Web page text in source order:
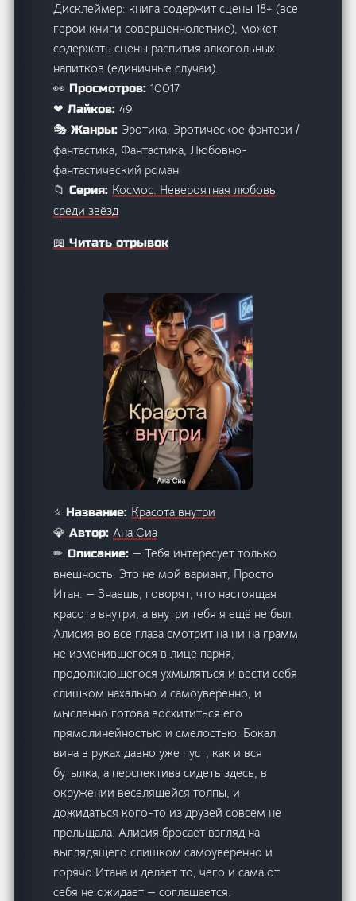
Дисклеймер: книга содержит сцены 18+ (все
герои книги совершеннолетние), может
содержать сцены распития алкогольных
напитков (единичные случаи).
👀 Просмотров:10017
❤ Лайков:49
🎭 Жанры: Эротика, Эротическое фэнтези /
фантастика, Фантастика, Любовно-
фантастический роман
📁 Серия: Космос. Невероятная любовь
среди звёзд
📖 Читать отрывок
⭐ Название: Красота внутри
💎 Автор:Ана Сиа
✏ Описание: — Тебя интересует только
внешность. Это не мой вариант, Просто
Итан. — Знаешь, говорят, что настоящая
красота внутри, а внутри тебя я ещё не был.
Алисия во все глаза смотрит на ни на грамм
не изменившегося в лице парня,
продолжающегося ухмыляться и вести себя
слишком нахально и самоуверенно, и
мысленно готова восхититься его
прямолинейностью и смелостью. Бокал
вина в руках давно уже пуст, как и вся
бутылка, а перспектива сидеть здесь, в
окружении веселящейся толпы, и
дожидаться кого-то из друзей совсем не
прельщала. Алисия бросает взгляд на
выглядящего слишком самоуверенно и
горячо Итана и делает то, чего и сама от
себя не ожидает — соглашается.